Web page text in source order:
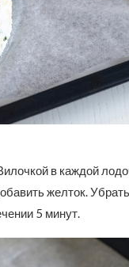
в каждой
желток.
5 минут.